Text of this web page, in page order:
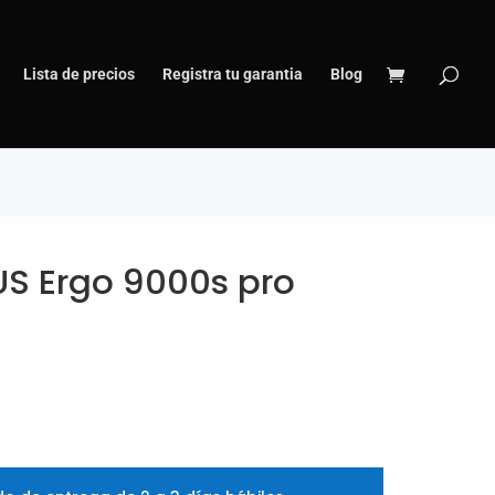
Lista de precios Registra tu garantia Blog
Ergo 9000s pro